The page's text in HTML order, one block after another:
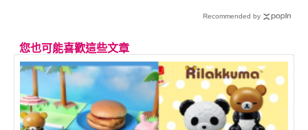
Recommended by
您也可能喜歡這些文章